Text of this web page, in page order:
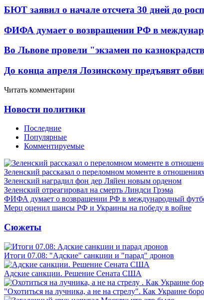
БЮТ заявил о начале отсчета 30 дней до
ФИФА думает о возвращении РФ в
Во Львове провели "экзамен по
До конца апреля Лозинскому предъявят
Читать комментарии
Новости политики
Последние
Популярные
Комментируемые
Зеленский рассказал о переломном моменте в
Зеленский наградил фон дер Ляйен новым орденом
Зеленский отреагировал на смерть Линдси Грэма
ФИФА думает о возвращении РФ в международный
Мерц оценил шансы РФ и Украины на победу в войне
Сюжеты
Итоги 07.08: "Адские" санкции и "парад" дронов
Адские санкции. Решение Сената США
"Охотиться на лучника, а не на стрелу". Как Украине